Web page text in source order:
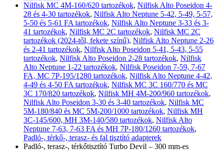
Nilfisk MC 4M-160/620 tartozékok, Nilfisk Alto Poseidon 4-
28 és 4-30 tartozékok, Nilfisk Alto Neptune 5-42, 5-49, 5-57,
5-50 és 5-61 FA tartozékok, Nilfisk Alto Neptune 3-33 és 3-
41 tartozékok, Nilfisk MC 2C tartozékok, Nilfisk MC 2C
tartozékok (2024-től, fekete színű), Nilfisk Alto Neptune 2-26
és 2-41 tartozékok, Nilfisk Alto Poseidon 5-41, 5-43, 5-55
tartozékok, Nilfisk Alto Poseidon 2-28 tartozékok, Nilfisk
Alto Neptune 1-22 tartozékok, Nilfisk Poseidon 7-59, 7-67
FA, MC 7P-195/1280 tartozékok, Nilfisk Alto Neptune 4-42,
4-49 és 4-50 FA tartozékok, Nilfisk MC 3C 160/770 és MC
3C 170/820 tartozékok, Nilfisk MH 4M-200/960 tartozékok,
Nilfisk Alto Poseidon 3-30 és 3-40 tartozékok, Nilfisk MC
5M-180/840 és MC 5M-200/1000 tartozékok, Nilfisk MH
3C-145/600, MH 3M-140/580 tartozékok, Nilfisk Alto
Neptune 7-63, 7-63 FA és MH 7P-180/1260 tartozékok,
Padló-, térkő-, terasz- és fal tisztító adapterek
Padló-, terasz-, térkőtisztító Turbo Devil – 300 mm-es